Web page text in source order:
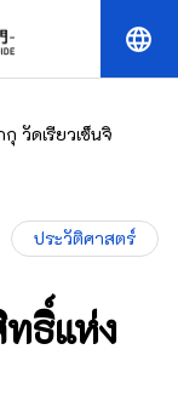
language
วัดเรียวเซ็นจิ
ประวัติศาสตร์
ธิ์แห่ง